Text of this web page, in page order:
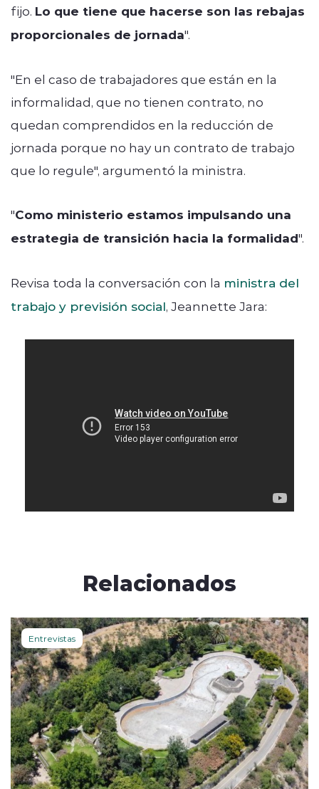
fijo. Lo que tiene que hacerse son las rebajas
proporcionales de jornada".
"En el caso de trabajadores que están en la
informalidad, que no tienen contrato, no
quedan comprendidos en la reducción de
jornada porque no hay un contrato de trabajo
que lo regule", argumentó la ministra.
"Como ministerio estamos impulsando una
estrategia de transición hacia la formalidad".
Revisa toda la conversación con la ministra del
trabajo y previsión social, Jeannette Jara:
Relacionados
Entrevistas